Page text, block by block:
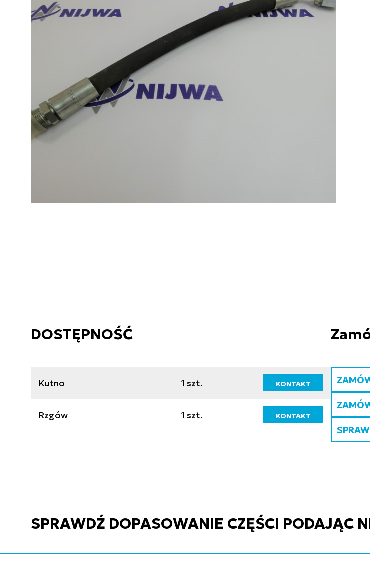
DOSTĘPNOŚĆ
Kutno 1 szt. KONTAKT
Rzgów 1 szt. KONTAKT
SPRAWDŹ DOPASOWANIE CZĘŚCI PODAJĄC